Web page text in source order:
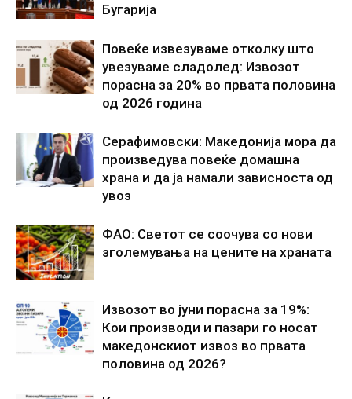
Бугарија
Повеќе извезуваме отколку што
увезуваме сладолед: Извозот
порасна за 20% во првата половина
од 2026 година
Серафимовски: Македонија мора да
произведува повеќе домашна
храна и да ја намали зависноста од
увоз
ФАО: Светот се соочува со нови
зголемувања на цените на храната
Извозот во јуни порасна за 19%:
Кои производи и пазари го носат
македонскиот извоз во првата
половина од 2026?